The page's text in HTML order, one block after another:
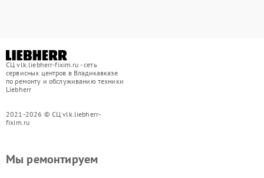
СЦ vlk.liebherr-fixim.ru - сеть
сервисных центров в Владикавказе
по ремонту и обслуживанию техники
Liebherr
2021-2026 © СЦ vlk.liebherr-
fixim.ru
Мы ремонтируем